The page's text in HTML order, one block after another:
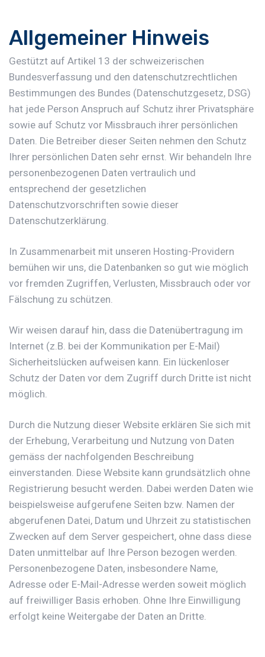
Allgemeiner Hinweis
Gestützt auf Artikel 13 der schweizerischen
Bundesverfassung und den datenschutzrechtlichen
Bestimmungen des Bundes (Datenschutzgesetz, DSG)
hat jede Person Anspruch auf Schutz ihrer Privatsphäre
sowie auf Schutz vor Missbrauch ihrer persönlichen
Daten. Die Betreiber dieser Seiten nehmen den Schutz
Ihrer persönlichen Daten sehr ernst. Wir behandeln Ihre
personenbezogenen Daten vertraulich und
entsprechend der gesetzlichen
Datenschutzvorschriften sowie dieser
Datenschutzerklärung.
In Zusammenarbeit mit unseren Hosting-Providern
bemühen wir uns, die Datenbanken so gut wie möglich
vor fremden Zugriffen, Verlusten, Missbrauch oder vor
Fälschung zu schützen.
Wir weisen darauf hin, dass die Datenübertragung im
Internet (z.B. bei der Kommunikation per E-Mail)
Sicherheitslücken aufweisen kann. Ein lückenloser
Schutz der Daten vor dem Zugriff durch Dritte ist nicht
möglich.
Durch die Nutzung dieser Website erklären Sie sich mit
der Erhebung, Verarbeitung und Nutzung von Daten
gemäss der nachfolgenden Beschreibung
einverstanden. Diese Website kann grundsätzlich ohne
Registrierung besucht werden. Dabei werden Daten wie
beispielsweise aufgerufene Seiten bzw. Namen der
abgerufenen Datei, Datum und Uhrzeit zu statistischen
Zwecken auf dem Server gespeichert, ohne dass diese
Daten unmittelbar auf Ihre Person bezogen werden.
Personenbezogene Daten, insbesondere Name,
Adresse oder E-Mail-Adresse werden soweit möglich
auf freiwilliger Basis erhoben. Ohne Ihre Einwilligung
erfolgt keine Weitergabe der Daten an Dritte.